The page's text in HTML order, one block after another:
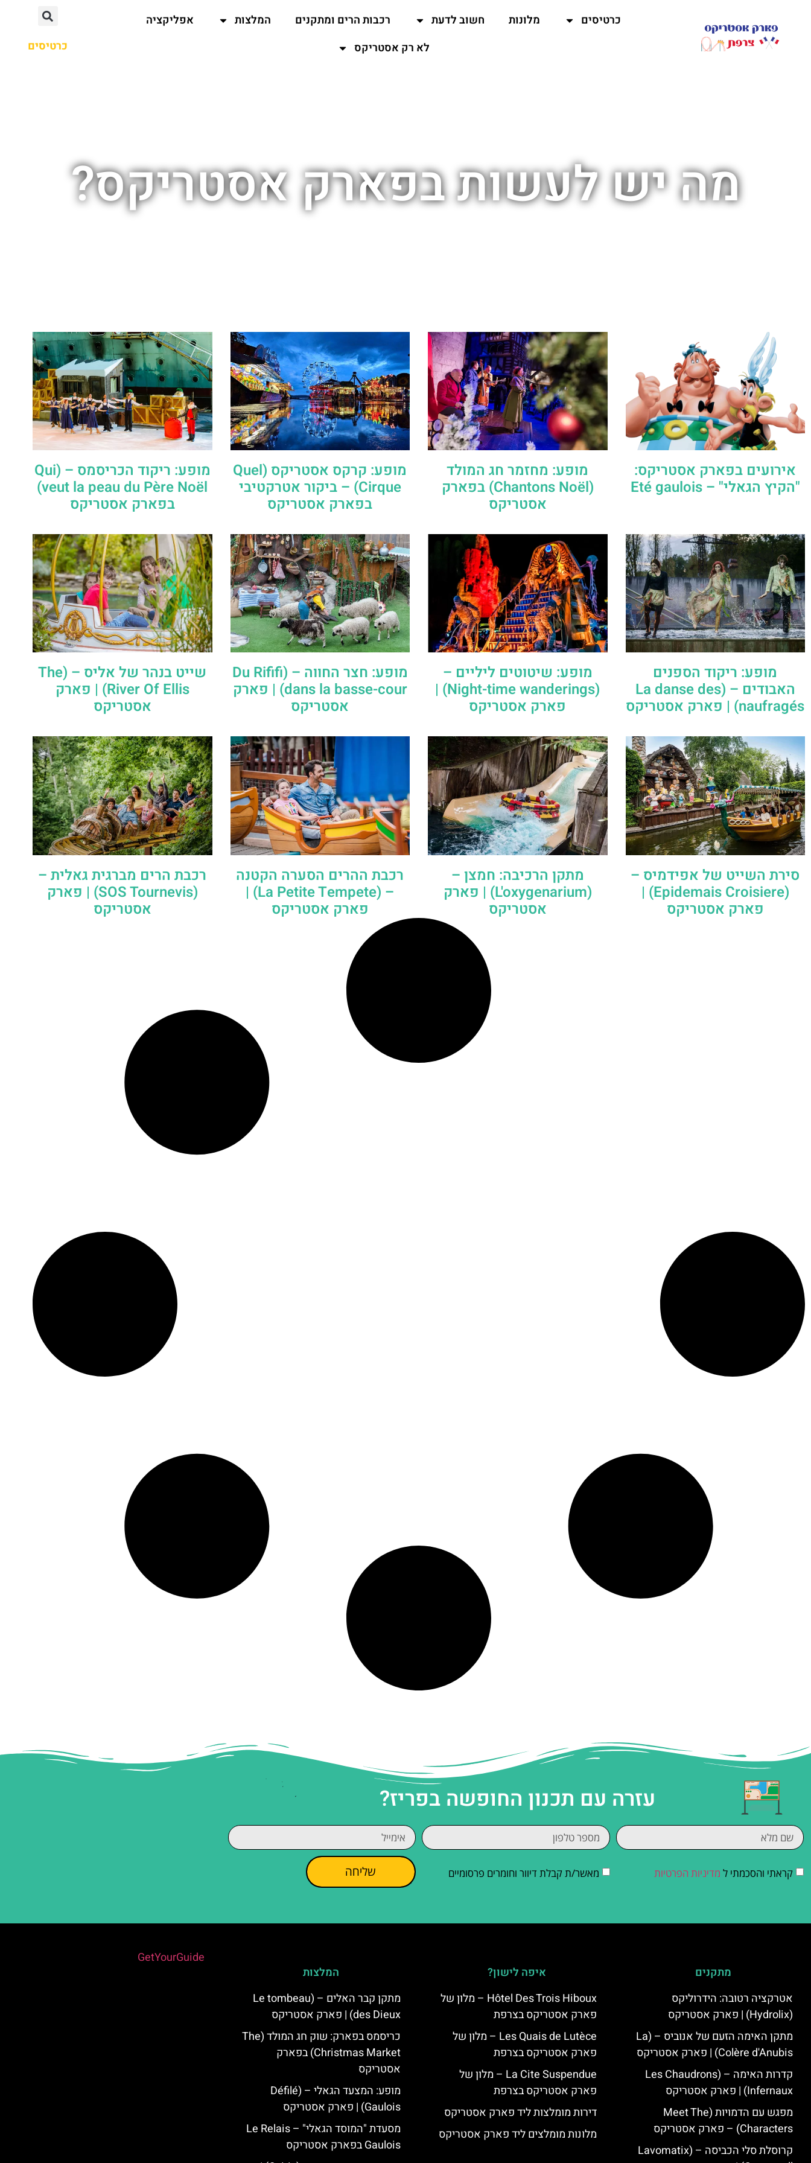
כרטיסים מלונות חשוב לדעת רכבות הרים ומתקנים המלצות
אפליקציה
לא רק אסטריקס
כרטיסים
מה יש לעשות בפארק אסטריקס?
אירועים בפארק אסטריקס:
"הקיץ הגאלי" – Eté gaulois
מופע: מחזמר חג המולד
(Chantons Noël) בפארק
אסטריקס
מופע: קרקס אסטריקס (Quel
Cirque) – ביקור אטרקטיבי
בפארק אסטריקס
מופע: ריקוד הכריסמס – (Qui
veut la peau du Père Noël)
בפארק אסטריקס
מופע: ריקוד הספנים
האבודים – (La danse des
naufragés) | פארק אסטריקס
מופע: שיטוטים ליליים –
(Night-time wanderings) |
פארק אסטריקס
מופע: חצר החווה – (Du Rififi
dans la basse-cour) | פארק
אסטריקס
שייט בנהר של אליס – (The
River Of Ellis) | פארק
אסטריקס
סירת השייט של אפידמיס –
(Epidemais Croisiere) |
פארק אסטריקס
מתקן הרכיבה: חמצן –
(L'oxygenarium) | פארק
אסטריקס
רכבת ההרים הסערה הקטנה
– (La Petite Tempete) |
פארק אסטריקס
רכבת הרים מברגית גאלית –
(SOS Tournevis) | פארק
אסטריקס
עזרה עם תכנון החופשה בפריז?
קראתי והסכמתי ל מדיניות הפרטיות מאשר/ת קבלת דיוור וחומרים פרסומיים שליחה
מתקנים
אטרקציה רטובה: הידרוליקס
(Hydrolix) | פארק אסטריקס
מתקן האימה הזעם של אנוביס – (La
Colère d'Anubis) | פארק אסטריקס
קדרות האימה – (Les Chaudrons
Infernaux) | פארק אסטריקס
מפגש עם הדמויות (Meet The
Characters) – פארק אסטריקס
קרוסלת סלי הכביסה – (Lavomatix
איפה לישון?
Hôtel Des Trois Hiboux – מלון של
פארק אסטריקס בצרפת
Les Quais de Lutèce – מלון של
פארק אסטריקס בצרפת
La Cite Suspendue – מלון של
פארק אסטריקס בצרפת
דירות מומלצות ליד פארק אסטריקס
מלונות מומלצים ליד פארק אסטריקס
המלצות
מתקן קבר האלים – (Le tombeau
des Dieux) | פארק אסטריקס
כריסמס בפארק: שוק חג המולד (The
Christmas Market) בפארק
אסטריקס
מופע: המצעד הגאלי – (Défilé
Gaulois) | פארק אסטריקס
מסעדת "המוסד הגאלי" – Le Relais
Gaulois בפארק אסטריקס
GetYourGuide